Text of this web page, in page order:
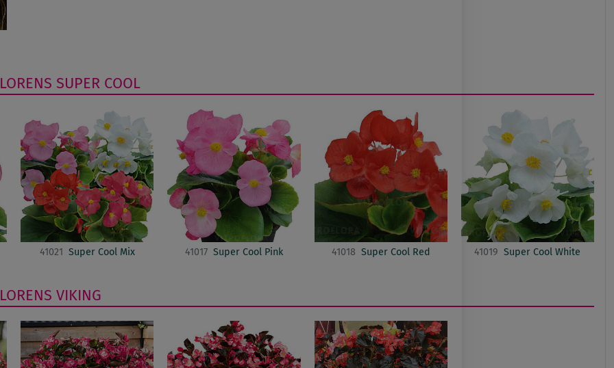
SUPER COOL
41021 Super Cool Mix 41017 Super Cool Pink 41018 Super Cool Red 41019 Super Cool White
VIKING